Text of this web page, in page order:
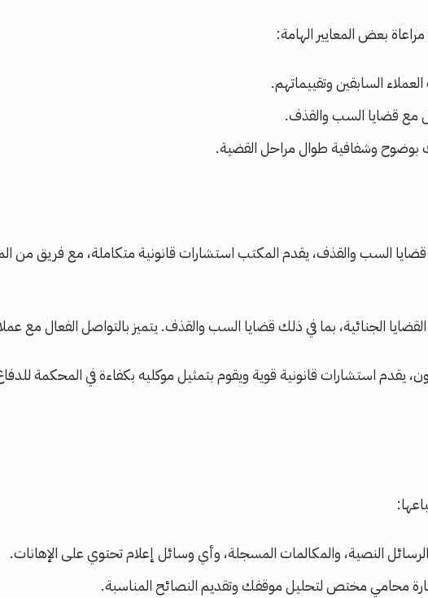
بعض المعايير الهامة:
السابقين وتقييماتهم.
مع قضايا السب والقذف.
وشفافية طوال مراحل القضية.
قضايا السب والقذف، يقدم المكتب استشارات قانونية متكاملة، مع فريق من
الجنائية، بما في ذلك قضايا السب والقذف. يتميز بالتواصل الفعال مع
يقدم استشارات قانونية قوية ويقوم بتمثيل موكليه بكفاءة في المحكمة
النصية، والمكالمات المسجلة، وأي وسائل إعلام تحتوي على الإهانات.
محامي مختص لتحليل موقفك وتقديم النصائح المناسبة.